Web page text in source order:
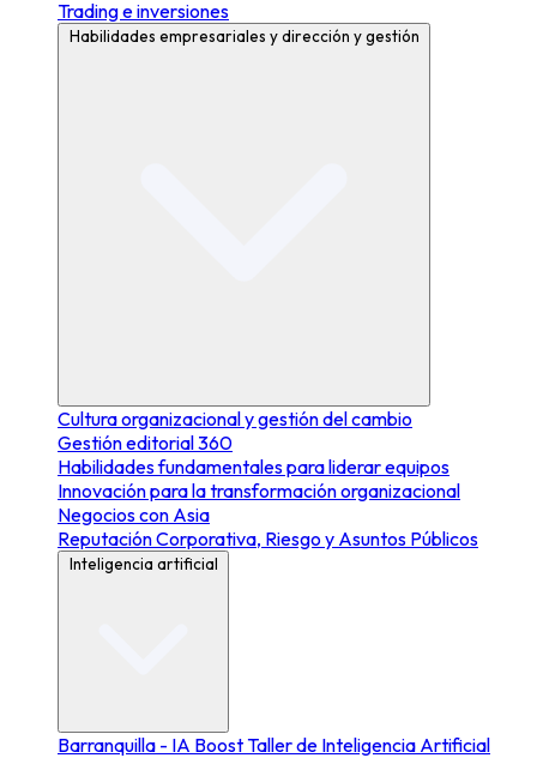
Trading e inversiones
Habilidades empresariales y dirección y gestión
Cultura organizacional y gestión del cambio
Gestión editorial 360
Habilidades fundamentales para liderar equipos
Innovación para la transformación organizacional
Negocios con Asia
Reputación Corporativa, Riesgo y Asuntos Públicos
Inteligencia artificial
Barranquilla - IA Boost Taller de Inteligencia Artificial